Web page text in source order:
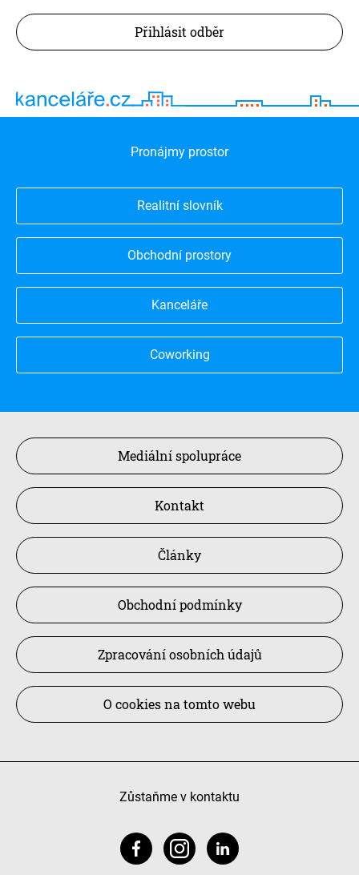
Přihlásit odběr
Pronájmy prostor
Realitní slovník
Obchodní prostory
Kanceláře
Coworking
Mediální spolupráce
Kontakt
Články
Obchodní podmínky
Zpracování osobních údajů
O cookies na tomto webu
Zůstaňme v kontaktu